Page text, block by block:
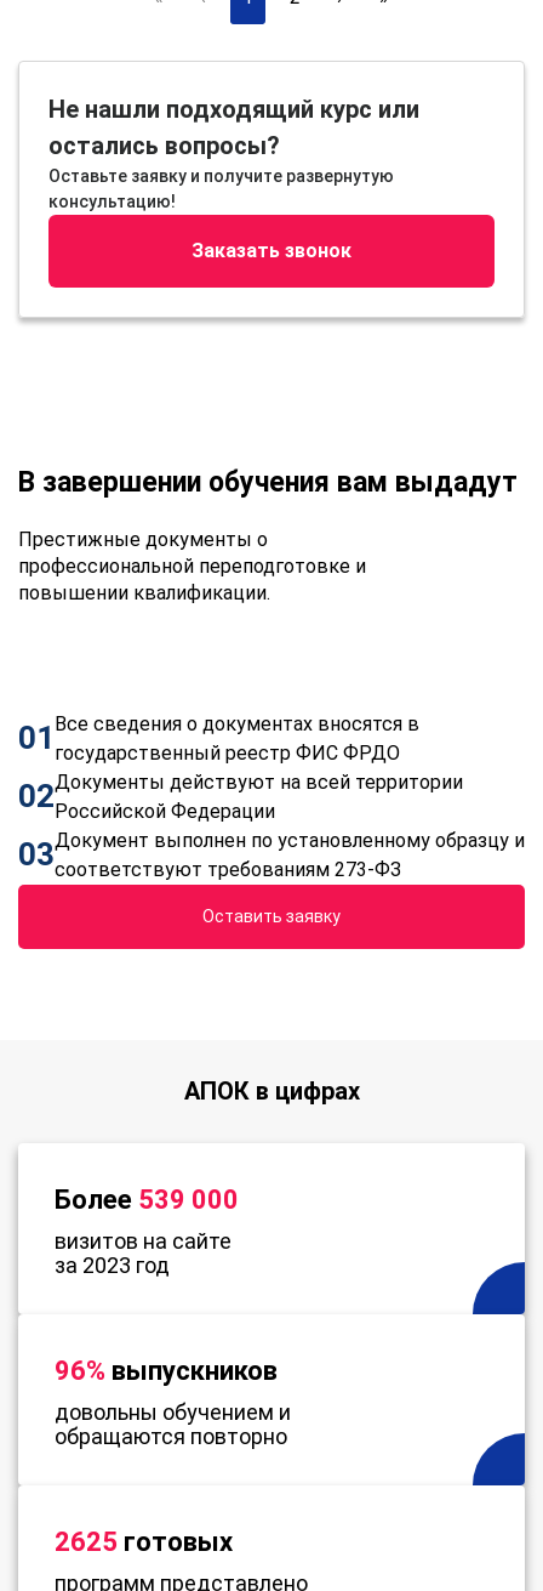
Не нашли подходящий курс или
остались вопросы?
Оставьте заявку и получите развернутую
консультацию!
Заказать звонок
В завершении обучения вам выдадут
Престижные документы о
профессиональной переподготовке и
повышении квалификации.
01 Все сведения о документах вносятся в
государственный реестр ФИС ФРДО
02Документы действуют на всей территории
Российской Федерации
03Документ выполнен по установленному образцу и
соответствуют требованиям 273-ФЗ
Оставить заявку
АПОК в цифрах
Более 539 000
визитов на сайте
за 2023 год
96% выпускников
довольны обучением и
обращаются повторно
2625 готовых
программ представлено